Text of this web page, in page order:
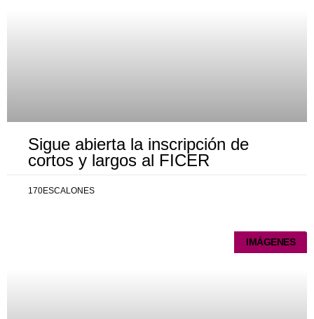
Sigue abierta la inscripción de
cortos y largos al FICER
170ESCALONES
IMÁGENES